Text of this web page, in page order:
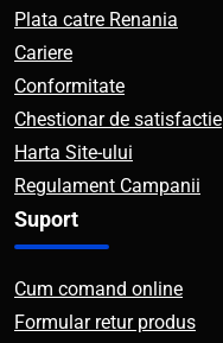
Plata catre Renania
Cariere
Conformitate
Chestionar de satisfactie
Harta Site-ului
Regulament Campanii
Suport
Cum comand online
Formular retur produs